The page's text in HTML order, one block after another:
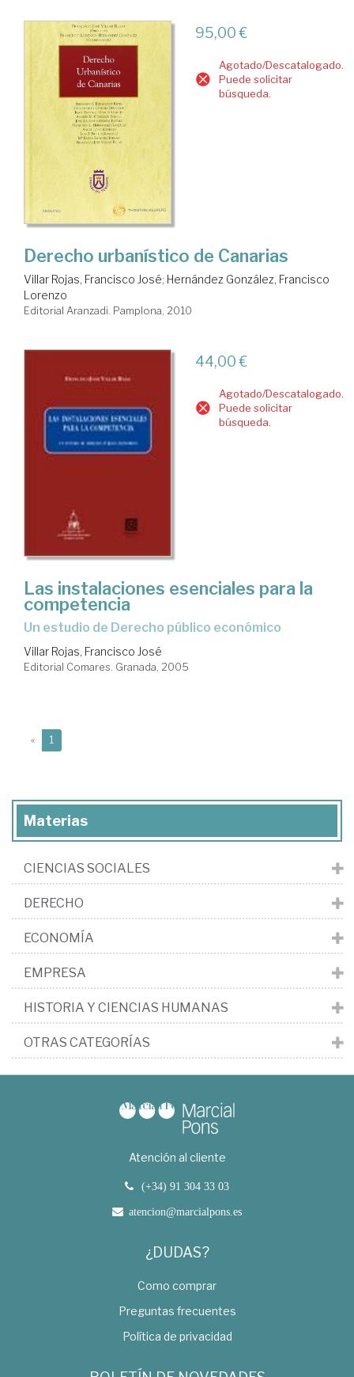
95,00 €
Agotado/Descatalogado.
Puede solicitar
búsqueda.
Derecho urbanístico de Canarias
Villar Rojas, Francisco José; Hernández González, Francisco
Lorenzo
Editorial Aranzadi. Pamplona, 2010
44,00 €
Agotado/Descatalogado.
Puede solicitar
búsqueda.
Las instalaciones esenciales para la
competencia
un estudio de Derecho público económico
Villar Rojas, Francisco José
Editorial Comares. Granada, 2005
« 1
Materias
CIENCIAS SOCIALES
DERECHO
ECONOMÍA
EMPRESA
HISTORIA Y CIENCIAS HUMANAS
OTRAS CATEGORÍAS
Atención al cliente
(+34) 91 304 33 03
atencion@marcialpons.es
¿DUDAS?
Como comprar
Preguntas frecuentes
Política de privacidad